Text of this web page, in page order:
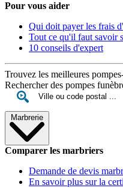
Pour vous aider
Qui doit payer les frais
Tout ce qu'il faut savoir
10 conseils d'expert
Trouvez les meilleures
Rechercher des pompes
Marbrerie
Comparer les marbriers
Demande de devis
En savoir plus sur la